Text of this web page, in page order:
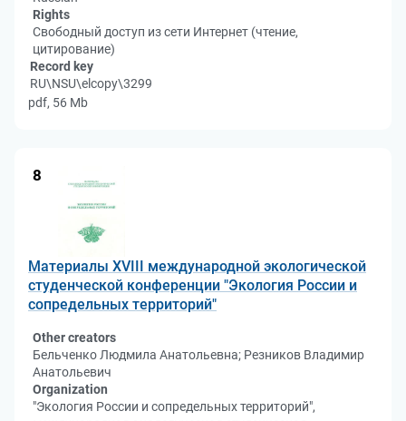
Rights
Свободный доступ из сети Интернет (чтение,
цитирование)
Record key
RU\NSU\elcopy\3299
pdf, 56 Mb
8
Материалы XVIII международной экологической
студенческой конференции "Экология России и
сопредельных территорий"
Other creators
Бельченко Людмила Анатольевна; Резников Владимир
Анатольевич
Organization
"Экология России и сопредельных территорий",